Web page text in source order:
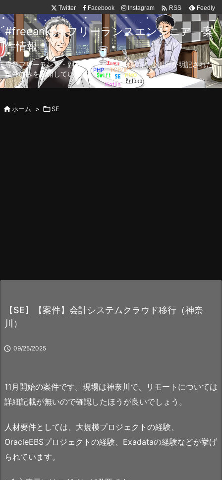
Twitter Facebook Instagram  RSS Feedly
#freeanken フリーランスエンジニア 案
件情報
専業フリーランス・副業向け案件を毎日更新！公開日が明記された
案件のみを公開しています。
ホーム > SE
【SE】【案件】会計システムクラウド移行（神奈
川）
 09/25/2025
11月開始の案件です。現場は神奈川で、リモートについては
詳細記載が無いので確認したほうが良いでしょう。
人材要件としては、大規模プロジェクトの経験、
OracleEBSプロジェクトの経験、Exadataの経験などが挙げ
られています。